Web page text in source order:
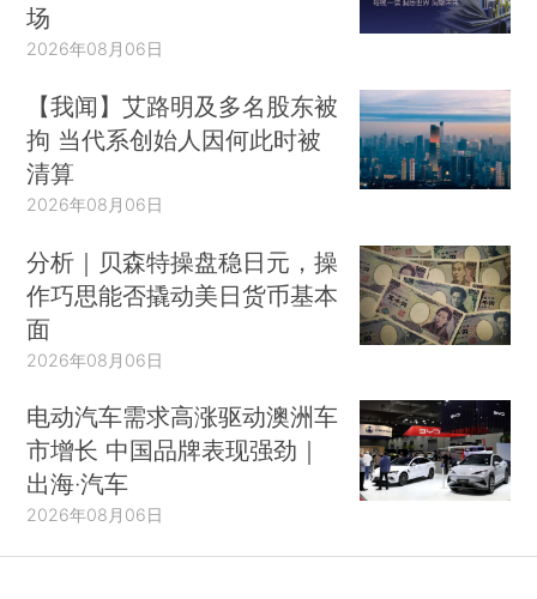
场
2026年08月06日
【我闻】艾路明及多名股东被
拘 当代系创始人因何此时被
清算
2026年08月06日
分析｜贝森特操盘稳日元，操
作巧思能否撬动美日货币基本
面
2026年08月06日
电动汽车需求高涨驱动澳洲车
市增长 中国品牌表现强劲｜
出海·汽车
2026年08月06日